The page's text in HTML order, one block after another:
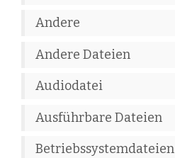
Andere
Andere Dateien
Audiodatei
Ausführbare Dateien
Betriebssystemdateien